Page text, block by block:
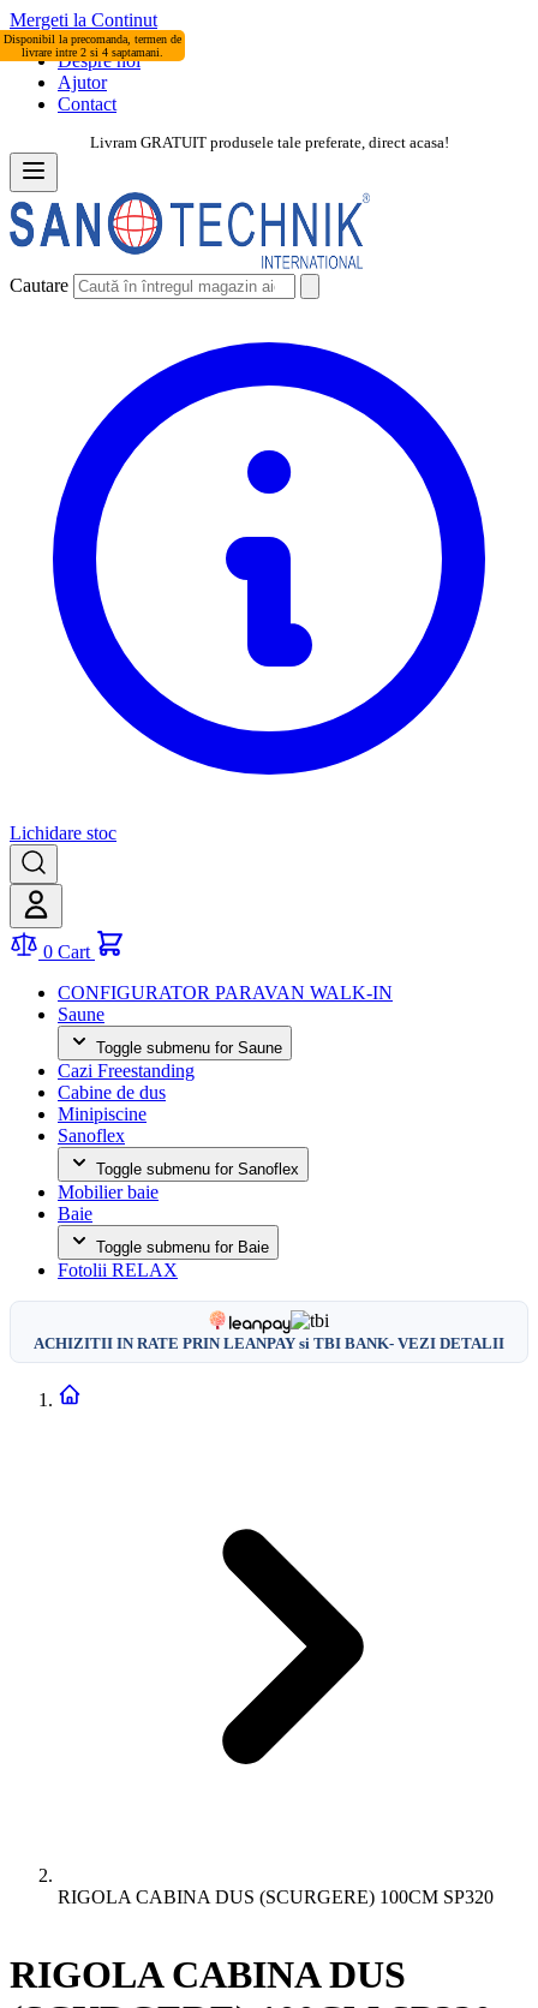
Mergeti la Continut
Despre noi
Ajutor
Contact
Livram GRATUIT produsele tale preferate, direct acasa!
Cautare
Lichidare stoc
0 Cart
CONFIGURATOR PARAVAN WALK-IN
Saune
Toggle submenu for Saune
Cazi Freestanding
Cabine de dus
Minipiscine
Sanoflex
Toggle submenu for Sanoflex
Mobilier baie
Baie
Toggle submenu for Baie
Fotolii RELAX
ACHIZITII IN RATE PRIN LEANPAY si TBI BANK- VEZI DETALII
RIGOLA CABINA DUS (SCURGERE) 100CM SP320
RIGOLA CABINA DUS
Disponibil la precomanda, termen de
livrare intre 2 si 4 saptamani.